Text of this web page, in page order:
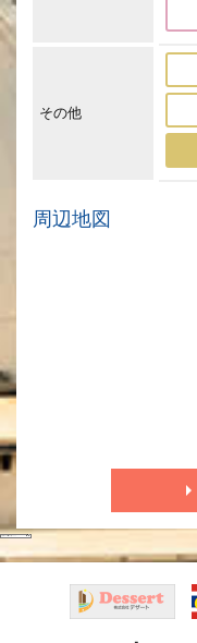
その他
周辺地図